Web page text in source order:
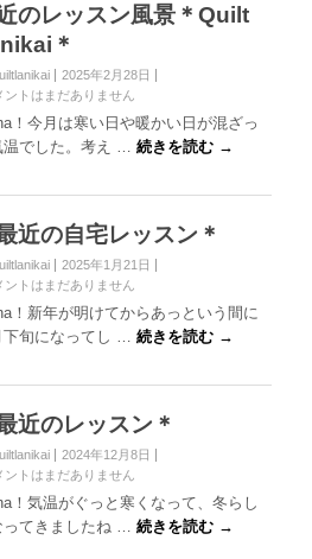
のレッスン風景＊Quilt
＊
2025年2月28日
ントはまだありません
！今月は寒い日や暖かい日が混ざっ
温でした。考え … 続きを読む →
近の自宅レッスン＊
2025年1月21日
ントはまだありません
！新年が明けてからあっという間に
下旬になってし … 続きを読む →
近のレッスン＊
2024年12月8日
ントはまだありません
！気温がぐっと寒くなって、冬らし
ってきましたね … 続きを読む →